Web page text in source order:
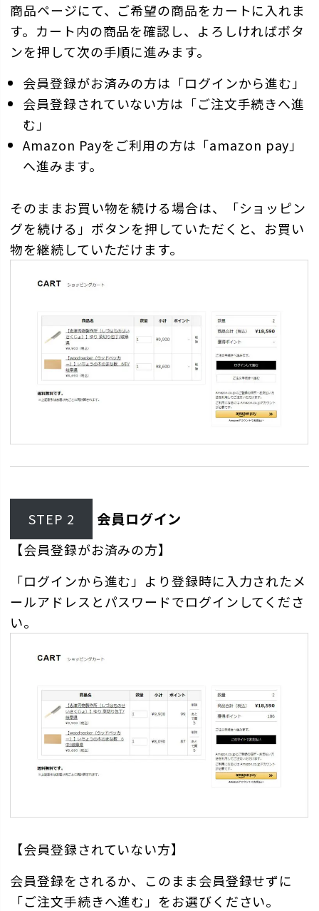
商品ページにて、ご希望の商品をカートに入れま
す。カート内の商品を確認し、よろしければボタ
ンを押して次の手順に進みます。
会員登録がお済みの方は「ログインから進む」
会員登録されていない方は「ご注文手続きへ進
む」
Amazon Payをご利用の方は「amazon pay」
へ進みます。
そのままお買い物を続ける場合は、「ショッピン
グを続ける」ボタンを押していただくと、お買い
物を継続していただけます。
STEP 2 会員ログイン
【会員登録がお済みの方】
「ログインから進む」より登録時に入力されたメ
ールアドレスとパスワードでログインしてくださ
い。
【会員登録されていない方】
会員登録をされるか、このまま会員登録せずに
「ご注文手続きへ進む」をお選びください。